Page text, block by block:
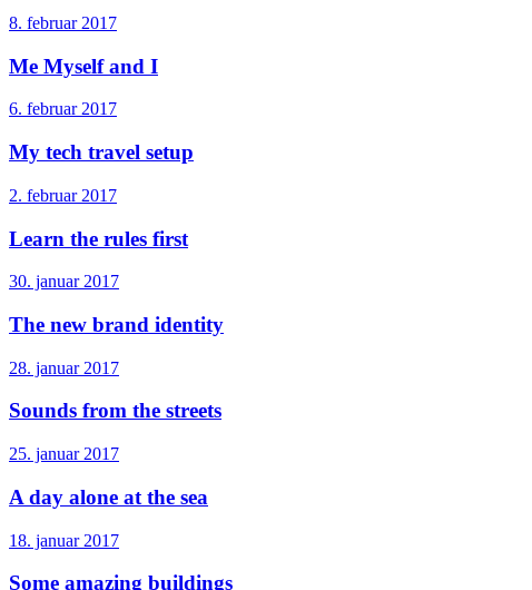
8. februar 2017
Me Myself and I
6. februar 2017
My tech travel setup
2. februar 2017
Learn the rules first
30. januar 2017
The new brand identity
28. januar 2017
Sounds from the streets
25. januar 2017
A day alone at the sea
18. januar 2017
Some amazing buildings